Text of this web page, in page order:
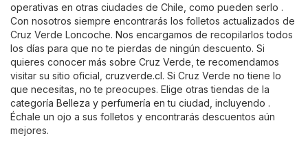
operativas en otras ciudades de Chile, como pueden serlo .
Con nosotros siempre encontrarás los folletos actualizados de
Cruz Verde Loncoche. Nos encargamos de recopilarlos todos
los días para que no te pierdas de ningún descuento. Si
quieres conocer más sobre Cruz Verde, te recomendamos
visitar su sitio oficial, cruzverde.cl. Si Cruz Verde no tiene lo
que necesitas, no te preocupes. Elige otras tiendas de la
categoría Belleza y perfumería en tu ciudad, incluyendo .
Échale un ojo a sus folletos y encontrarás descuentos aún
mejores.